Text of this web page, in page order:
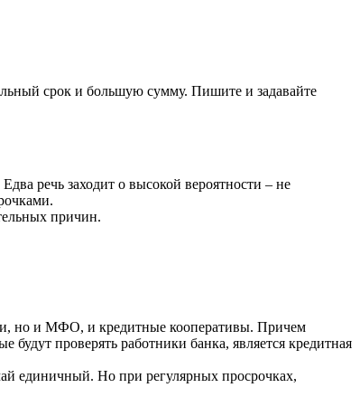
срок и большую сумму. Пишите и задавайте
речь заходит о высокой вероятности – не
причин.
но и МФО, и кредитные кооперативы. Причем
проверять работники банка, является кредитная
единичный. Но при регулярных просрочках,